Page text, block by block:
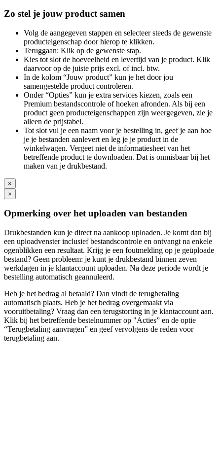
Zo stel je jouw product samen
Volg de aangegeven stappen en selecteer steeds de gewenste
producteigenschap door hierop te klikken.
Teruggaan: Klik op de gewenste stap.
Kies tot slot de hoeveelheid en levertijd van je product. Klik
daarvoor op de juiste prijs excl. of incl. btw.
In de kolom “Jouw product” kun je het door jou
samengestelde product controleren.
Onder “Opties” kun je extra services kiezen, zoals een
Premium bestandscontrole of hoeken afronden. Als bij een
product geen producteigenschappen zijn weergegeven, zie je
alleen de prijstabel.
Tot slot vul je een naam voor je bestelling in, geef je aan hoe
je je bestanden aanlevert en leg je je product in de
winkelwagen. Vergeet niet de informatiesheet van het
betreffende product te downloaden. Dat is onmisbaar bij het
maken van je drukbestand.
×
×
Opmerking over het uploaden van bestanden
Drukbestanden kun je direct na aankoop uploaden. Je komt dan bij
een uploadvenster inclusief bestandscontrole en ontvangt na enkele
ogenblikken een resultaat. Krijg je een foutmelding op je geüploade
bestand? Geen probleem: je kunt je drukbestand binnen zeven
werkdagen in je klantaccount uploaden. Na deze periode wordt je
bestelling automatisch geannuleerd.
Heb je het bedrag al betaald? Dan vindt de terugbetaling
automatisch plaats. Heb je het bedrag overgemaakt via
vooruitbetaling? Vraag dan een terugstorting in je klantaccount aan.
Klik bij het betreffende bestelnummer op "Acties” en de optie
“Terugbetaling aanvragen” en geef vervolgens de reden voor
terugbetaling aan.